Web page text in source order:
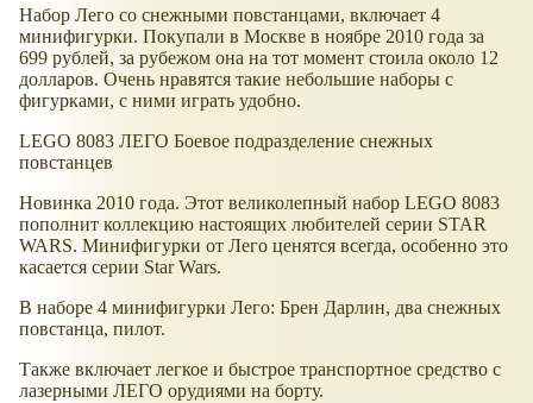
Набор Лего со снежными повстанцами, включает 4
минифигурки. Покупали в Москве в ноябре 2010 года за
699 рублей, за рубежом она на тот момент стоила около 12
долларов. Очень нравятся такие небольшие наборы с
фигурками, с ними играть удобно.
LEGO 8083 ЛЕГО Боевое подразделение снежных
повстанцев
Новинка 2010 года. Этот великолепный набор LEGO 8083
пополнит коллекцию настоящих любителей серии STAR
WARS. Минифигурки от Лего ценятся всегда, особенно это
касается серии Star Wars.
В наборе 4 минифигурки Лего: Брен Дарлин, два снежных
повстанца, пилот.
Также включает легкое и быстрое транспортное средство с
лазерными ЛЕГО орудиями на борту.